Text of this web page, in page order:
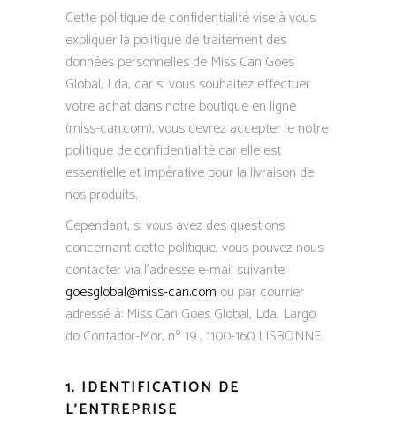
Cette politique de confidentialité vise à vous
expliquer la politique de traitement des
données personnelles de Miss Can Goes
Global, Lda, car si vous souhaitez effectuer
votre achat dans notre boutique en ligne
(miss-can.com), vous devrez accepter le notre
politique de confidentialité car elle est
essentielle et impérative pour la livraison de
nos produits.
Cependant, si vous avez des questions
concernant cette politique, vous pouvez nous
contacter via l’adresse e-mail suivante:
goesglobal@miss-can.com ou par courrier
adressé à: Miss Can Goes Global, Lda, Largo
do Contador-Mor, nº 19 , 1100-160 LISBONNE.
1. IDENTIFICATION DE
L’ENTREPRISE